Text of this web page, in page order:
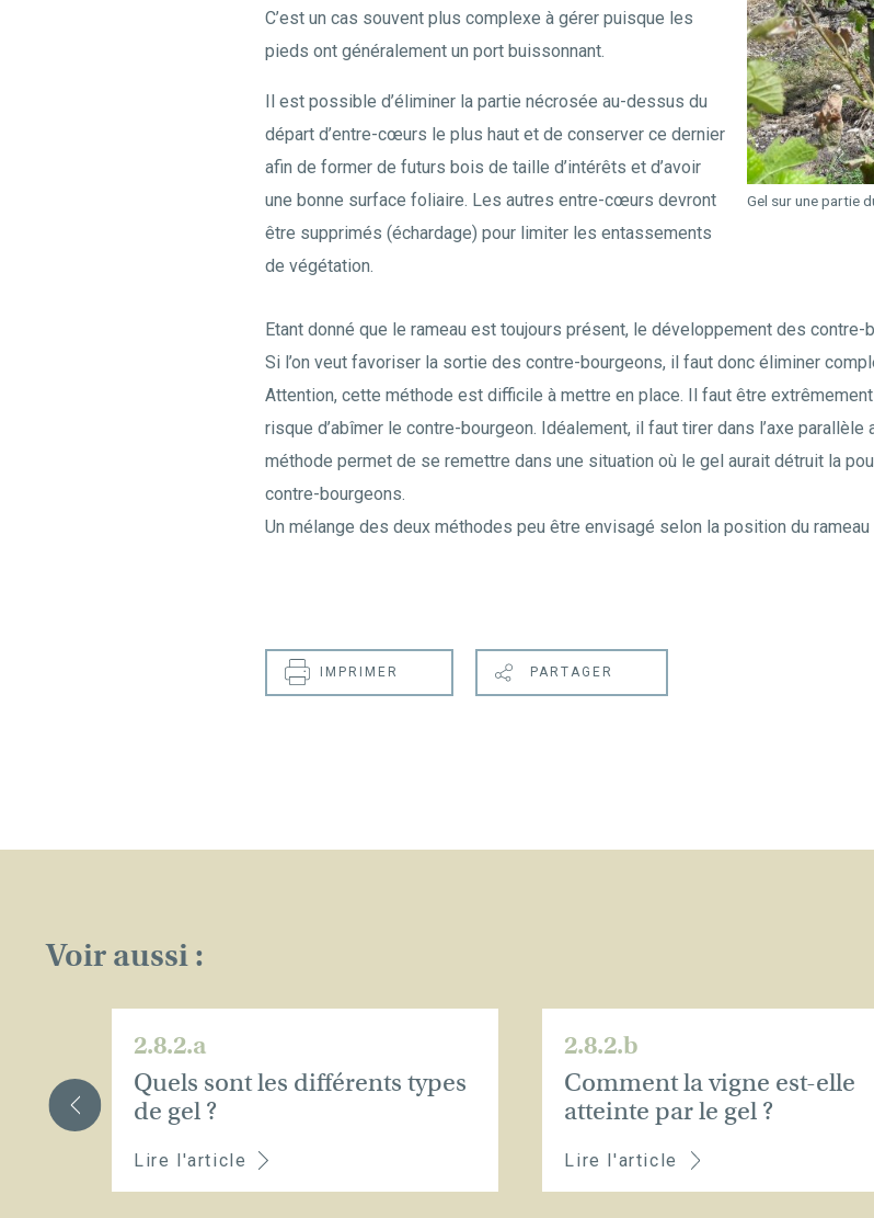
FERMER
C’est un cas souvent plus complexe à gérer puisque les
pieds ont généralement un port buissonnant.
Il est possible d’éliminer la partie nécrosée au-dessus du
départ d’entre-cœurs le plus haut et de conserver ce dernier
afin de former de futurs bois de taille d’intérêts et d’avoir
une bonne surface foliaire. Les autres entre-cœurs devront
être supprimés (échardage) pour limiter les entassements
de végétation.
Gel sur une partie
Étant donné que le rameau est toujours présent, le développement des
Si l’on veut favoriser la sortie des contre-bourgeons, il faut donc éliminer
Attention, cette méthode est difficile à mettre en place. Il faut être
risque d’abîmer le contre-bourgeon. Idéalement, il faut tirer dans l’axe
méthode permet de se remettre dans une situation où le gel aurait détruit la
contre-bourgeons.
Un mélange des deux méthodes peu être envisagé selon la position du rameau
IMPRIMER PARTAGER
Voir aussi :
2.8.2.a
Quels sont les différents types
de gel ?
Lire l'article
2.8.2.b
Comment la vigne est-elle
atteinte par le gel ?
Lire l'article